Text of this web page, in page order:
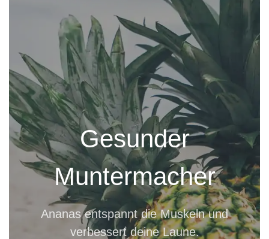
Gesunder
Muntermacher
Ananas entspannt die Muskeln und
verbessert deine Laune.